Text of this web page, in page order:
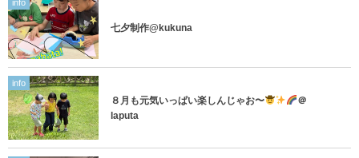
info
七夕制作@kukuna
info
８月も元気いっぱい楽しんじゃお〜
＠
laputa